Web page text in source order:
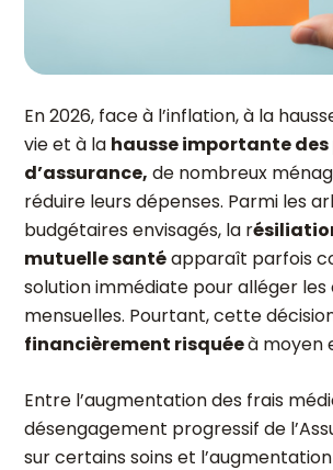
En 2026, face à l’inflation, à la
vie et à la hausse importante des
d’assurance, de nombreux
réduire leurs dépenses. Parmi les
budgétaires envisagés, la r
mutuelle santéapparaît parfois
solution immédiate pour alléger les
mensuelles. Pourtant, cette
financièrement risquéeà moyen
Entre l’augmentation des frais
désengagement progressif de
sur certains soins et